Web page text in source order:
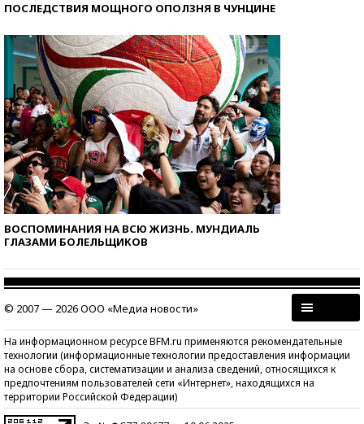
ПОСЛЕДСТВИЯ МОЩНОГО ОПОЛЗНЯ В ЧУНЦИНЕ
ВОСПОМИНАНИЯ НА ВСЮ ЖИЗНЬ. МУНДИАЛЬ
ГЛАЗАМИ БОЛЕЛЬЩИКОВ
© 2007 — 2026 ООО «Медиа новости»
На информационном ресурсе BFM.ru применяются рекомендательные
технологии (информационные технологии предоставления информации
на основе сбора, систематизации и анализа сведений, относящихся к
предпочтениям пользователей сети «Интернет», находящихся на
территории Российской Федерации)